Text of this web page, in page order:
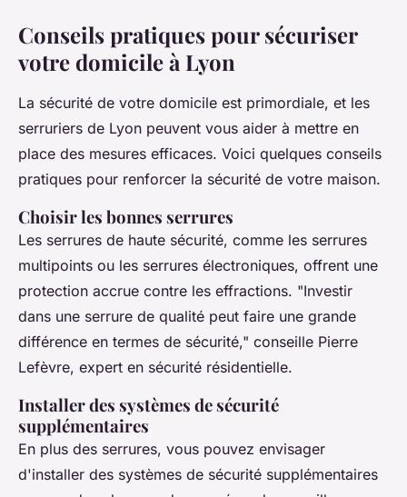
Conseils pratiques pour sécuriser
votre domicile à Lyon
La sécurité de votre domicile est primordiale, et les
serruriers de Lyon peuvent vous aider à mettre en
place des mesures efficaces. Voici quelques conseils
pratiques pour renforcer la sécurité de votre maison.
Choisir les bonnes serrures
Les serrures de haute sécurité, comme les serrures
multipoints ou les serrures électroniques, offrent une
protection accrue contre les effractions. "Investir
dans une serrure de qualité peut faire une grande
différence en termes de sécurité," conseille Pierre
Lefèvre, expert en sécurité résidentielle.
Installer des systèmes de sécurité
supplémentaires
En plus des serrures, vous pouvez envisager
d'installer des systèmes de sécurité supplémentaires